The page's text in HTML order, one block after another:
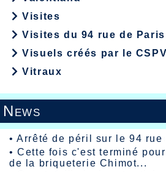
Visites
Visites du 94 rue de Paris
Visuels créés par le CSPV
Vitraux
News
•Arrêté de péril sur le 94 rue
•Cette fois c'est terminé
de la briqueterie Chimot...